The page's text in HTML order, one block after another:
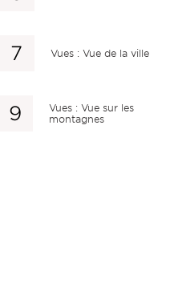
Vues : Vue de la ville
Vues : Vue sur les
montagnes